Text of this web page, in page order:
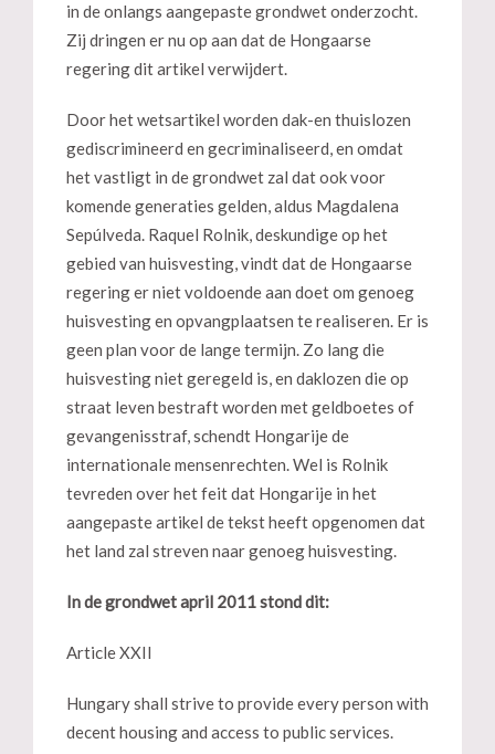
in de onlangs aangepaste grondwet onderzocht.
Zij dringen er nu op aan dat de Hongaarse
regering dit artikel verwijdert.
Door het wetsartikel worden dak-en thuislozen
gediscrimineerd en gecriminaliseerd, en omdat
het vastligt in de grondwet zal dat ook voor
komende generaties gelden, aldus Magdalena
Sepúlveda. Raquel Rolnik, deskundige op het
gebied van huisvesting, vindt dat de Hongaarse
regering er niet voldoende aan doet om genoeg
huisvesting en opvangplaatsen te realiseren. Er is
geen plan voor de lange termijn. Zo lang die
huisvesting niet geregeld is, en daklozen die op
straat leven bestraft worden met geldboetes of
gevangenisstraf, schendt Hongarije de
internationale mensenrechten. Wel is Rolnik
tevreden over het feit dat Hongarije in het
aangepaste artikel de tekst heeft opgenomen dat
het land zal streven naar genoeg huisvesting.
In de grondwet april 2011 stond dit:
Article XXII
Hungary shall strive to provide every person with
decent housing and access to public services.